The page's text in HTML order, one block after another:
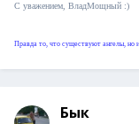
C уважением, ВладМощный :)
Правда то, что существуют ангелы, но
Бык